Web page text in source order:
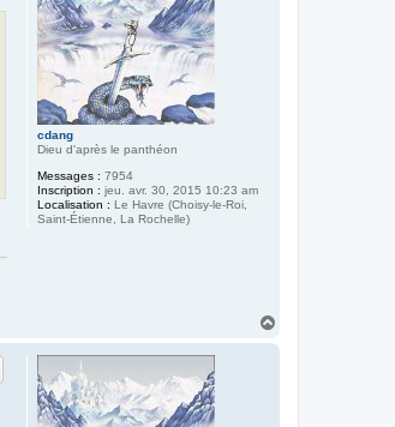
cdang
Dieu d'après le panthéon
Messages : 7954
Inscription : jeu. avr. 30, 2015 10:23 am
Localisation : Le Havre (Choisy-le-Roi,
Saint-Étienne, La Rochelle)